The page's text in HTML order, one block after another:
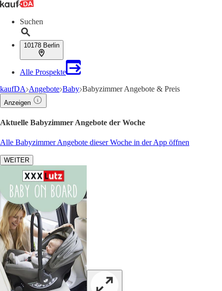
Suchen
10178 Berlin
Alle Prospekte
kaufDA Angebote Baby Babyzimmer Angebote & Preis
Anzeigen
Aktuelle Babyzimmer Angebote der Woche
Alle Babyzimmer Angebote dieser Woche in der App öffnen
WEITER